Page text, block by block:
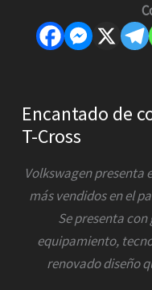
Encantado de
T-Cross
Volkswagen presenta
más vendidos en el
Se presenta
equipamiento,
renovado diseño